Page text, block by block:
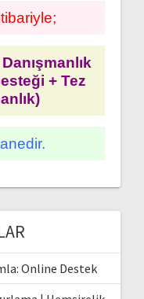
+ Tez
Online Destek